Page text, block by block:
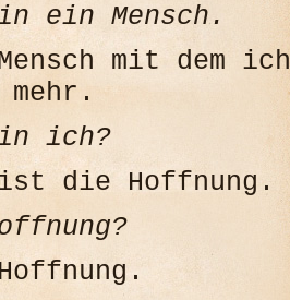
ein Mensch.
mit dem
ich?
die Hoffnung.